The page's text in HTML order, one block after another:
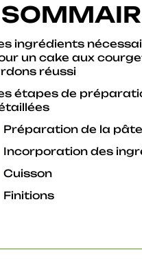
ingrédients
un cake aux
réussi
étapes de
Préparation de la pâte
Incorporation des
Cuisson
Finitions